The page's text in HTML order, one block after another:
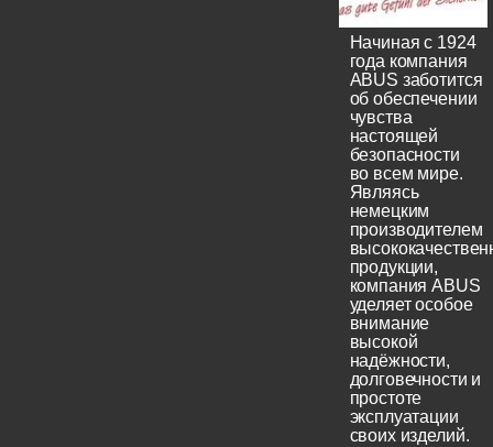
Начиная с 1924
года компания
ABUS заботится
об обеспечении
чувства
настоящей
безопасности
во всем мире.
Являясь
немецким
производителем
продукции,
компания ABUS
уделяет особое
внимание
высокой
надёжности,
долговечности и
простоте
эксплуатации
своих изделий.